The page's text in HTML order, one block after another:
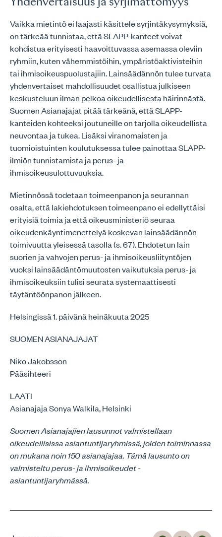
Yhdenvertaisuus ja syrjimättömyys
Vaikka mietintö ei laajasti käsittele syrjintäkysymyksiä,
on tärkeää tunnistaa, että SLAPP-kanteet voivat
kohdistua erityisesti haavoittuvassa asemassa oleviin
ryhmiin, kuten vähemmistöihin, ympäristöaktivisteihin
tai ihmisoikeuspuolustajiin. Lainsäädännön tulee turvata
yhdenvertaiset mahdollisuudet osallistua julkiseen
keskusteluun ilman pelkoa oikeudellisesta häirinnästä.
Suomen Asianajajat pitää tärkeänä, että SLAPP-
kanteiden kohteeksi joutuneille on tarjolla oikeudellista
neuvontaa ja tukea. Lisäksi viranomaisten ja
tuomioistuinten koulutuksessa tulee painottaa SLAPP-
ilmiön tunnistamista ja perus- ja
ihmisoikeusulottuvuuksia.
Mietinnössä todetaan toimeenpanon ja seurannan
osalta, että lakiehdotuksen toimeenpano ei edellyttäisi
erityisiä toimia ja että oikeusministeriö seuraa
oikeudenkäyntimenettelyä koskevan lainsäädännön
toimivuutta yleisessä tasolla (s. 67). Ehdotetun lain
suorien ja vahvojen perus- ja ihmisoikeusliityntöjen
vuoksi lainsäädäntömuutosten vaikutuksia perus- ja
ihmisoikeuksiin tulisi seurata systemaattisesti
täytäntöönpanon jälkeen.
Helsingissä 1. päivänä heinäkuuta 2025
SUOMEN ASIANAJAJAT
Niko Jakobsson
Pääsihteeri
LAATI
Asianajaja Sonya Walkila, Helsinki
Suomen Asianajajien lausunnot valmistellaan
oikeudellisissa asiantuntijaryhmissä, joiden toiminnassa
on mukana noin 150 asianajajaa. Tämä lausunto on
valmisteltu perus- ja ihmisoikeudet -
asiantuntijaryhmässä.